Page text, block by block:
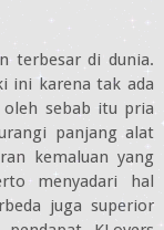
terbesar di dunia.
ini karena tak ada
oleh sebab itu pria
panjang alat
kemaluan yang
menyadari hal
juga superior